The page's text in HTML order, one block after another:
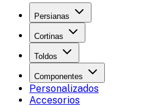
Persianas
Cortinas
Toldos
Componentes
Personalizados
Accesorios